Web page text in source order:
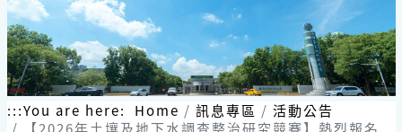
:::You are here: Home 訊息專區
活動公告
【2026年土壤及地下水調查整治研究競賽】熱烈報名